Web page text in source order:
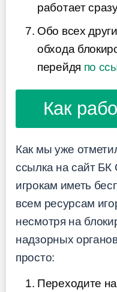
работает
Обо всех
обхода
перейдя по
Как
Как мы уже
ссылка на сайт БК
игрокам иметь
всем ресурсам
несмотря на
надзорных
просто:
Переходите